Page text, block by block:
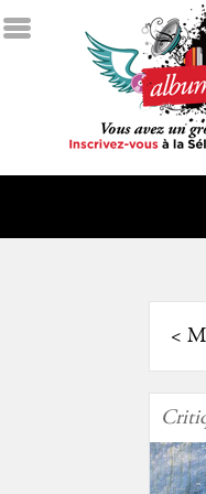
<